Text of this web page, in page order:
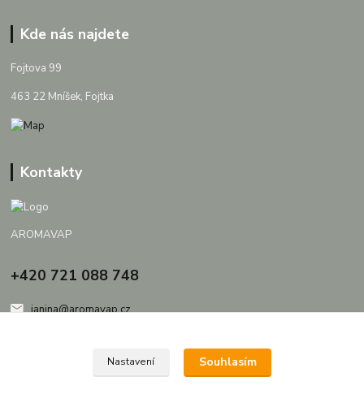
Kde nás najdete
Fojtova 99
463 22 Mníšek, Fojtka
Kontakty
AROMAVAP
+420 721 088 748
janina@aromavap.cz
Nastavení Souhlasím